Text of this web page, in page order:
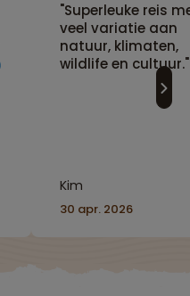
"Superleuke reis
veel variatie aan
natuur, klimaten,
wildlife en cultuur."
Kim
30 apr. 2026